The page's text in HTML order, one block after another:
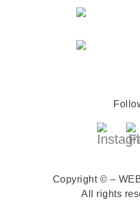
Copyright © –
All rights